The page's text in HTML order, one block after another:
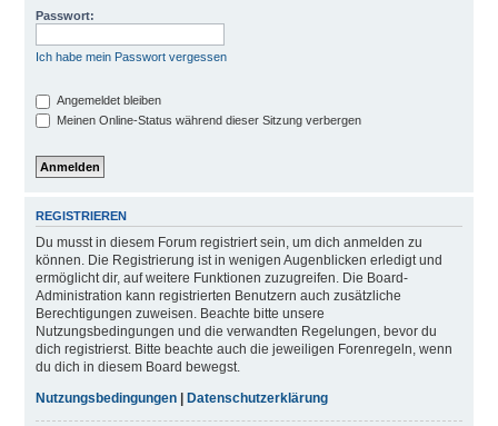
Passwort:
Ich habe mein Passwort vergessen
Angemeldet bleiben
Meinen Online-Status während dieser Sitzung verbergen
REGISTRIEREN
Du musst in diesem Forum registriert sein, um dich anmelden zu
können. Die Registrierung ist in wenigen Augenblicken erledigt und
ermöglicht dir, auf weitere Funktionen zuzugreifen. Die Board-
Administration kann registrierten Benutzern auch zusätzliche
Berechtigungen zuweisen. Beachte bitte unsere
Nutzungsbedingungen und die verwandten Regelungen, bevor du
dich registrierst. Bitte beachte auch die jeweiligen Forenregeln, wenn
du dich in diesem Board bewegst.
Nutzungsbedingungen| Datenschutzerklärung